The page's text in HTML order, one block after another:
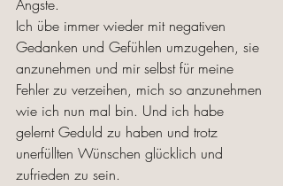
Ängste.
Ich übe immer wieder mit negativen
Gedanken und Gefühlen umzugehen, sie
anzunehmen und mir selbst für meine
Fehler zu verzeihen, mich so anzunehmen
wie ich nun mal bin. Und ich habe
gelernt Geduld zu haben und trotz
unerfüllten Wünschen glücklich und
zufrieden zu sein.